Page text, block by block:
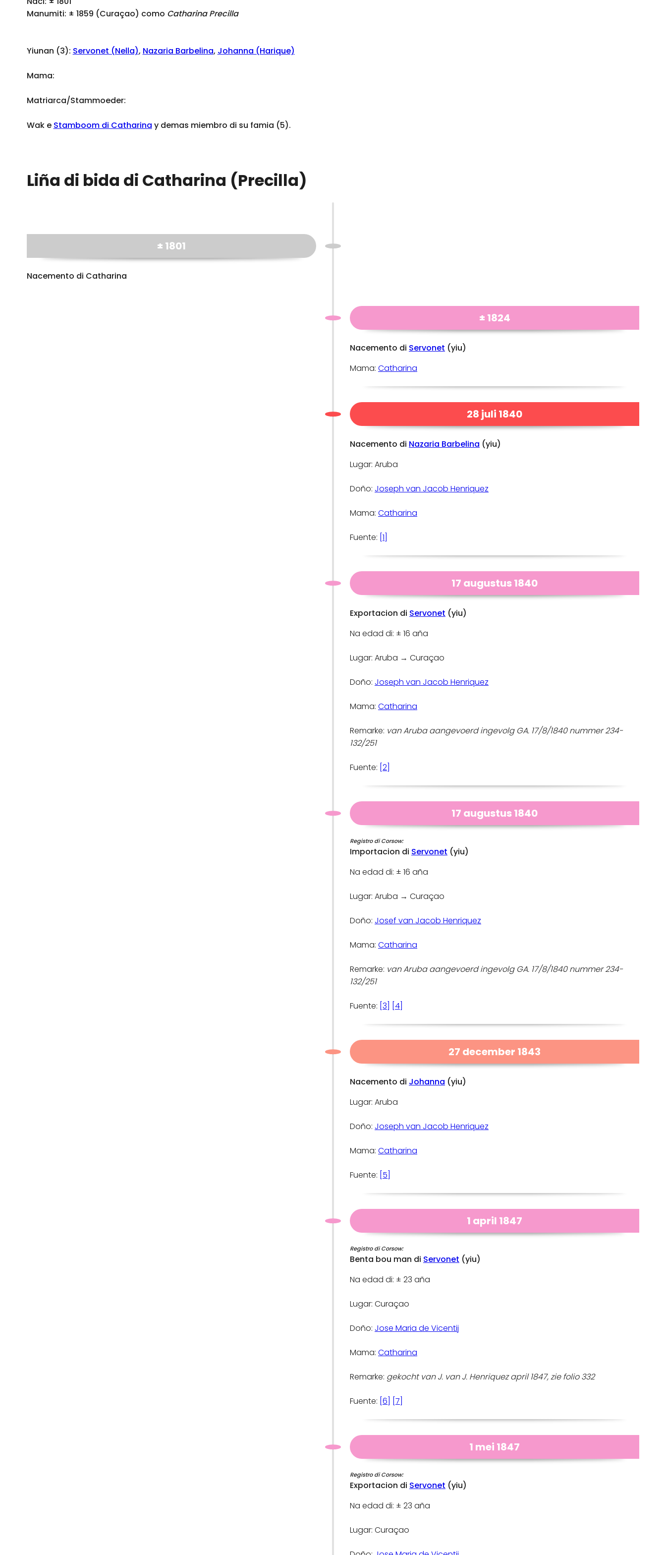
Manumiti: ± 1859 (Curaçao) como Catharina Precilla
Yiunan (3): Servonet (Nella), Nazaria Barbelina, Johanna (Harique)
Mama:
Matriarca/Stammoeder:
Wak e Stamboom di Catharina y demas miembro di su famia (5).
Liña di bida di Catharina (Precilla)
± 1801
Nacemento di Catharina
± 1824
Nacemento di Servonet (yiu)
Mama: Catharina
28 juli 1840
Nacemento di Nazaria Barbelina (yiu)
Lugar: Aruba
Doño: Joseph van Jacob Henriquez
Mama: Catharina
Fuente: [1]
17 augustus 1840
Exportacion di Servonet (yiu)
Na edad di: ± 16 aña
Lugar: Aruba → Curaçao
Doño: Joseph van Jacob Henriquez
Mama: Catharina
Remarke: van Aruba aangevoerd ingevolg GA. 17/8/1840 nummer 234-
132/251
Fuente: [2]
17 augustus 1840
Registro di Corsow:
Importacion di Servonet (yiu)
Na edad di: ± 16 aña
Lugar: Aruba → Curaçao
Doño: Josef van Jacob Henriquez
Mama: Catharina
Remarke: van Aruba aangevoerd ingevolg GA. 17/8/1840 nummer 234-
132/251
Fuente: [3] [4]
27 december 1843
Nacemento di Johanna (yiu)
Lugar: Aruba
Doño: Joseph van Jacob Henriquez
Mama: Catharina
Fuente: [5]
1 april 1847
Registro di Corsow:
Benta bou man di Servonet (yiu)
Na edad di: ± 23 aña
Lugar: Curaçao
Doño: Jose Maria de Vicentij
Mama: Catharina
Remarke: gekocht van J. van J. Henriquez april 1847, zie folio 332
Fuente: [6] [7]
1 mei 1847
Registro di Corsow:
Exportacion di Servonet (yiu)
Na edad di: ± 23 aña
Lugar: Curaçao